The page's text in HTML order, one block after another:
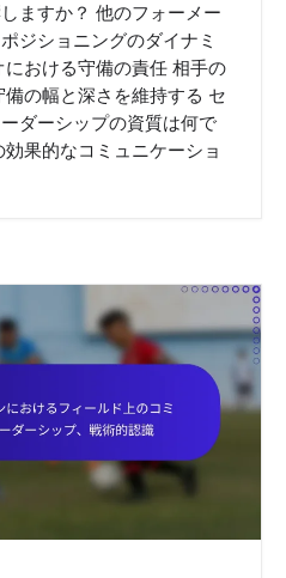
ますか？ 他のフォーメー
ジショニングのダイナミ
おける守備の責任 相手の
の幅と深さを維持する セ
ダーシップの資質は何で
果的なコミュニケーショ